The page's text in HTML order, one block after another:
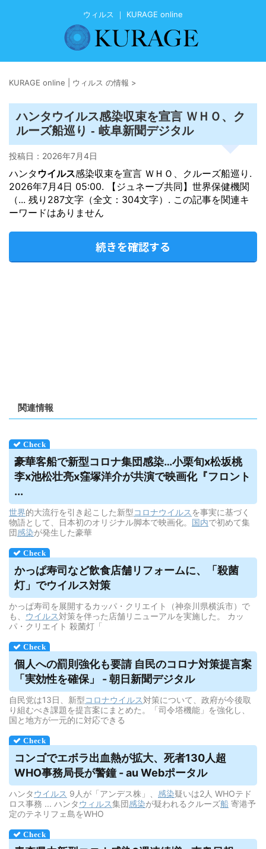
ウィルス ｜ KURAGE online
KURAGE online | ウィルス の情報 >
ハンタウイルス感染収束を宣言 ＷＨＯ、ク
ルーズ船巡り - 岐阜新聞デジタル
投稿日： 2026年7月4日
ハンタ ウイルス感染収束を宣言 ＷＨＯ、クルーズ船巡り.
2026年7月4日 05:00. 【ジュネーブ共同】世界保健機関
（... 残り287文字（全文：304文字）. この記事を関連キ
ーワードはありません
続きを確認する
関連情報
豪華客船で新型コロナ集団感染…小栗旬x松坂桃
李x池松壮亮x窪塚洋介が共演で映画化『フロント
...
世界的大流行を引き起こした新型コロナウイルス を事実に基づく
物語として、日本初のオリジナル脚本で映画化。 国内で初めて集
団感染が発生した豪華
かっぱ寿司など飲食店舗リフォームに、「殺菌
灯」でウイルス対策
かっぱ寿司を展開するカッパ・クリエイト（神奈川県横浜市）で
も、 ウイルス対策を伴った店舗リニューアルを実施した。 カッ
パ・クリエイト 殺菌灯「
個人への罰則強化も要請 自民のコロナ対策提言案
「実効性を確保」 - 朝日新聞デジタル
自民党は13日、新型コロナウイルス対策について、政府が今後取
り組むべき課題を提言案にまとめた。「司令塔機能」を強化し、
国と地方が一元的に対応できる
コンゴでエボラ出血熱が拡大、死者130人超
WHO事務局長が警鐘 - au Webポータル
ハンタウイルス 9人が「アンデス株」、 感染疑いは2人 WHOテド
ロス事務 ... ハンタウィルス集団感染が疑われるクルーズ船 寄港予
定のテネリフェ島をWHO